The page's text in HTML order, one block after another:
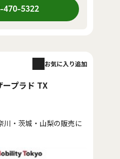
470-5322
ープラド TX
お気に入り追加
川・茨城・山梨の販売に